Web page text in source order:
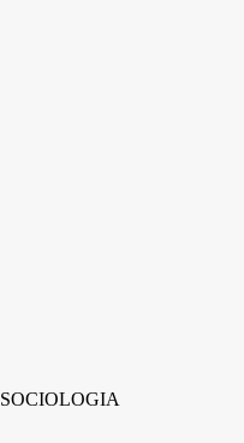
SOCIOLOGIA